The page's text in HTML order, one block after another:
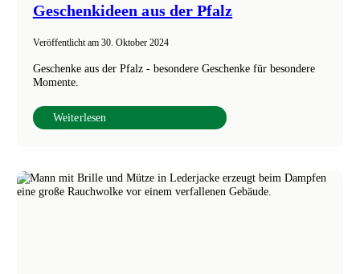
Geschenkideen aus der Pfalz
Veröffentlicht am 30. Oktober 2024
Geschenke aus der Pfalz - besondere Geschenke für besondere
Momente.
Weiterlesen